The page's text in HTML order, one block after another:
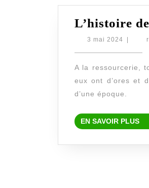
L’histoire
3 mai 2024
A la ressourcerie,
eux ont d’ores et
d’une époque.
EN SAVOIR PLUS